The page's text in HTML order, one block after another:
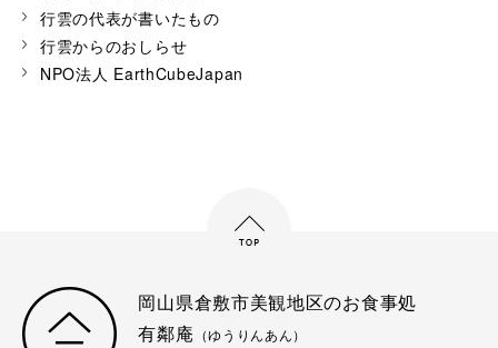
行雲の代表が書いたもの
行雲からのおしらせ
NPO法人 EarthCubeJapan
岡山県倉敷市美観地区のお食事処
有鄰庵 （ゆうりんあん）